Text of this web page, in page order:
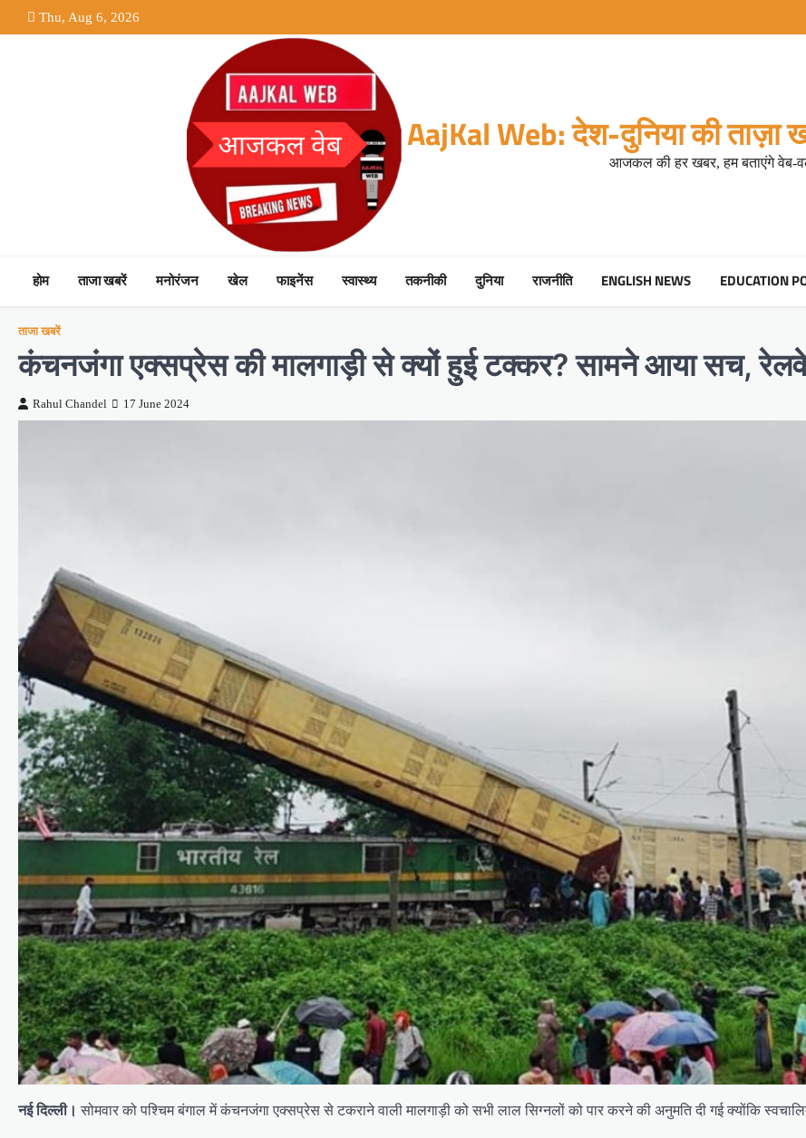
to
Thu, Aug 6, 2026
AajKal Web: देश-दुनिया की
आजकल की हर खबर, हम बताएंगे वेब-
होम ताजा खबरें मनोरंजन खेल फाइनेंस स्वास्थ्य तकनीकी दुनिया राजनीति ENGLISH NEWS EDUCATION
ताजा खबरें
कंचनजंगा एक्सप्रेस की मालगाड़ी से क्यों हुई टक्कर? सामने आया सच, रेलवे
Rahul Chandel 17 June 2024
नई दिल्ली। सोमवार को पश्चिम बंगाल में कंचनजंगा एक्सप्रेस से टकराने वाली मालगाड़ी को सभी लाल सिग्नलों को पार करने की अनुमति दी गई क्योंकि